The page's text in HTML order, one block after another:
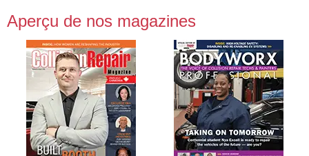
Aperçu de nos magazines